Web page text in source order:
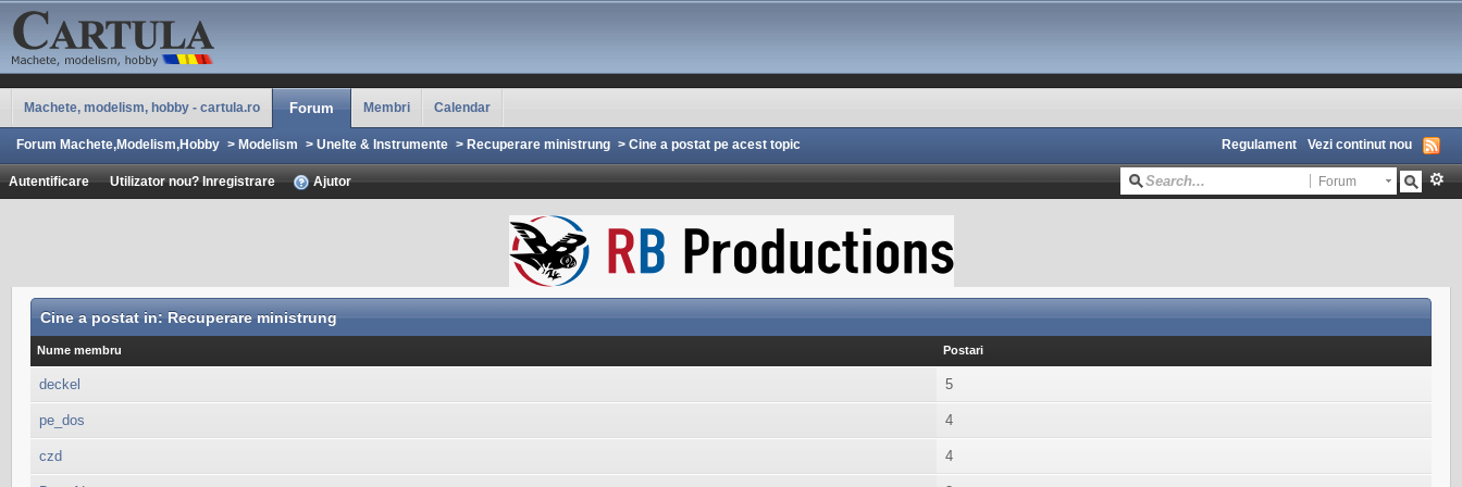
Machete, modelism, hobby - cartula.ro Forum Membri Calendar
Forum Machete,Modelism,Hobby > Modelism > Unelte & Instrumente > Recuperare ministrung > Cine a postat pe acest topic Regulament Vezi continut nou
Autentificare Utilizator nou? Inregistrare Ajutor Forum
Cine a postat in: Recuperare ministrung
Nume membru Postari
deckel 5
pe_dos 4
czd 4